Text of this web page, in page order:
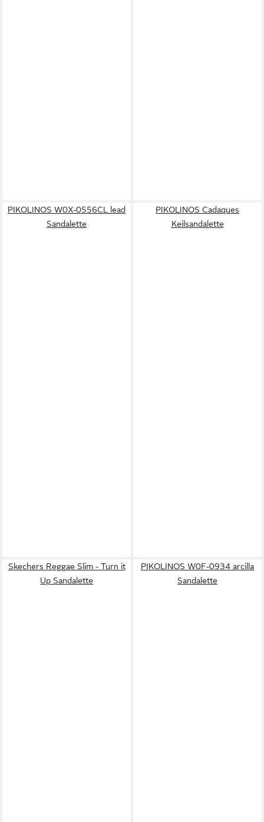
PIKOLINOS W0X-0556CL lead
Sandalette
PIKOLINOS Cadaques
Keilsandalette
Skechers Reggae Slim - Turn it
Up Sandalette
PIKOLINOS W0F-0934 arcilla
Sandalette